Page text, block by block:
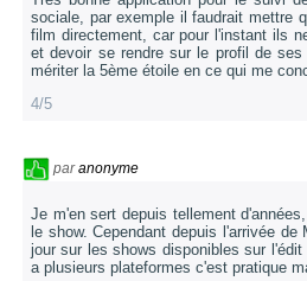
sociale, par exemple il faudrait mettre
film directement, car pour l'instant ils
et devoir se rendre sur le profil de
mériter la 5ème étoile en ce qui me
4/5
paranonyme
Je m'en sert depuis tellement
le show. Cependant depuis l'arrivée
jour sur les shows disponibles sur
a plusieurs plateformes c'est pratique